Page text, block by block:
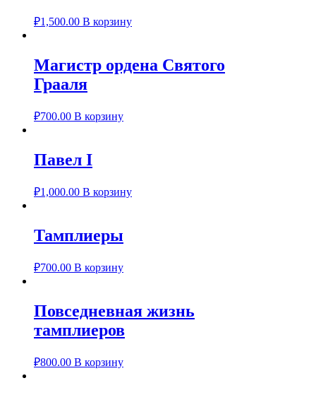
₽1,500.00 В корзину
Магистр ордена Святого
Грааля
₽700.00 В корзину
Павел I
₽1,000.00 В корзину
Тамплиеры
₽700.00 В корзину
Повседневная жизнь
тамплиеров
₽800.00 В корзину